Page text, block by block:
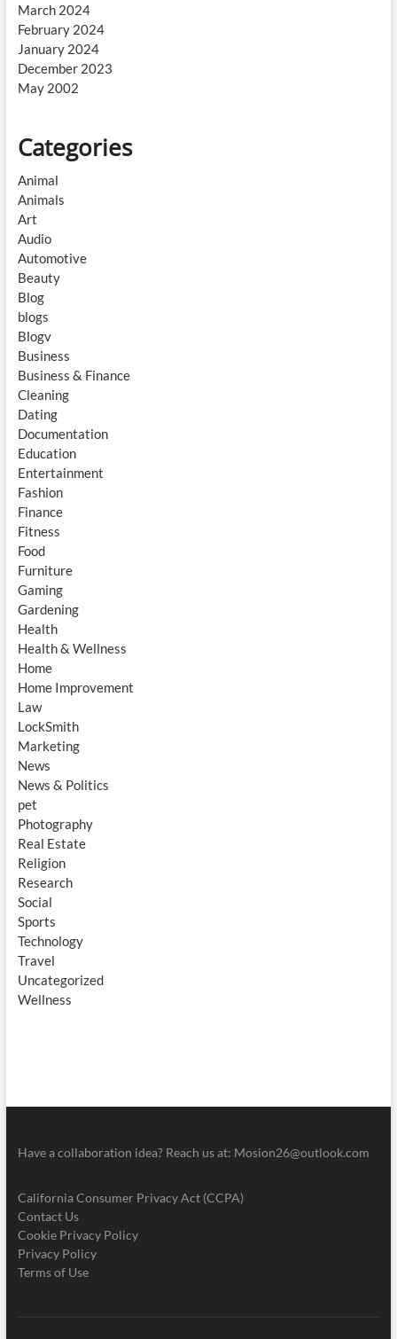
March 2024
February 2024
January 2024
December 2023
May 2002
Categories
Animal
Animals
Art
Audio
Automotive
Beauty
Blog
blogs
Blogv
Business
Business & Finance
Cleaning
Dating
Documentation
Education
Entertainment
Fashion
Finance
Fitness
Food
Furniture
Gaming
Gardening
Health
Health & Wellness
Home
Home Improvement
Law
LockSmith
Marketing
News
News & Politics
pet
Photography
Real Estate
Religion
Research
Social
Sports
Technology
Travel
Uncategorized
Wellness
Have a collaboration idea? Reach us at: Mosion26@outlook.com
California Consumer Privacy Act (CCPA)
Contact Us
Cookie Privacy Policy
Privacy Policy
Terms of Use